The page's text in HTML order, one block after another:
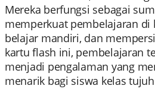
Mereka berfungsi sebagai
memperkuat pembelajaran di
belajar mandiri, dan
kartu flash ini, pembelajaran
menjadi pengalaman yang
menarik bagi siswa kelas